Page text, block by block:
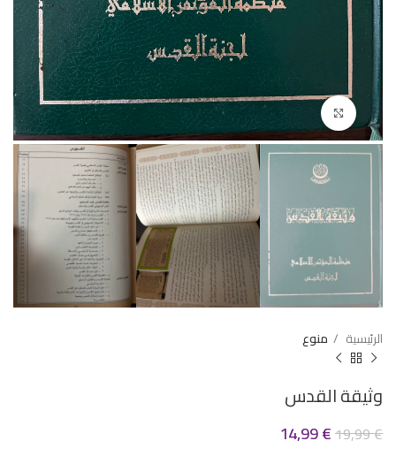
Click to enlarge
الرئيسية منوع
وثيقة القدس
19,99€
14,99€